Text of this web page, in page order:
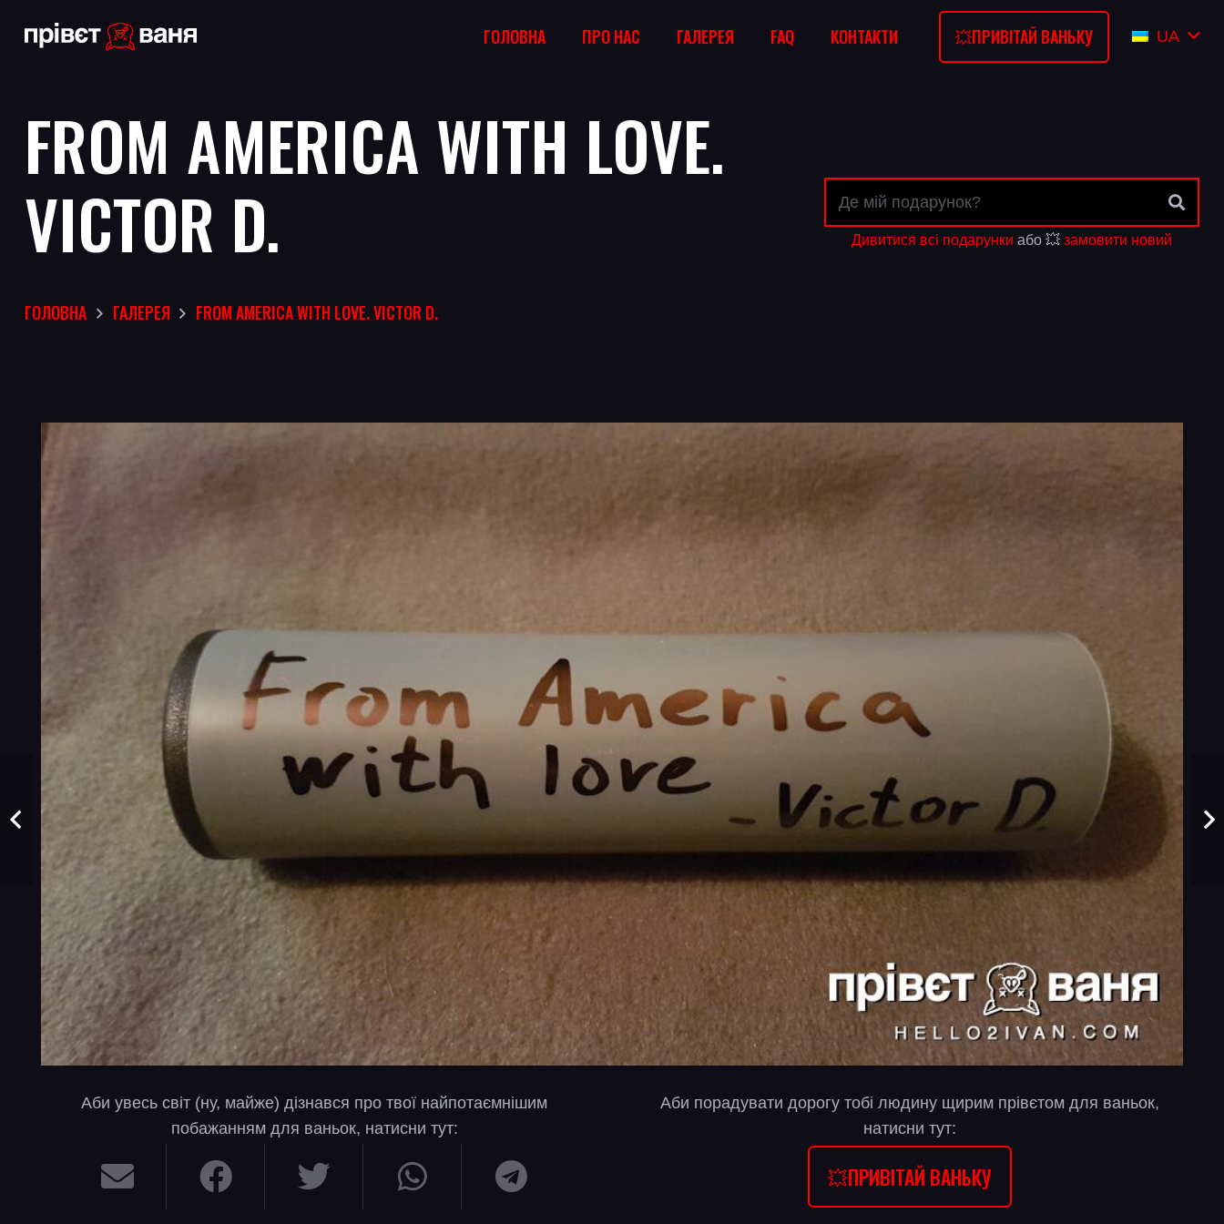
ГОЛОВНА ПРО НАС ГАЛЕРЕЯ FAQ КОНТАКТИ 💥ПРИВІТАЙ ВАНЬКУ UA
FROM AMERICA WITH LOVE.
VICTOR D.
ГОЛОВНА ГАЛЕРЕЯ FROM AMERICA WITH LOVE. VICTOR D.
Дивитися всі подарунки або 💥замовити новий
Аби увесь світ (ну, майже) дізнався про твої найпотаємнішим
побажанням для ваньок, натисни тут:
Аби порадувати дорогу тобі людину щирим прівєтом для ваньок,
натисни тут:
💥ПРИВІТАЙ ВАНЬКУ